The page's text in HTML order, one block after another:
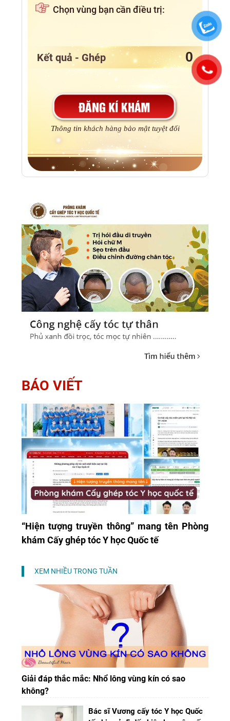
Chọn vùng bạn cần điều trị:
Kết quả - Ghép
Thông tin khách hàng bảo mật tuyệt đối
BÁO VIẾT
“Hiện tượng truyền thông” mang tên Phòng
khám Cấy ghép tóc Y học Quốc tế
XEM NHIỀU TRONG TUẦN
Giải đáp thắc mắc: Nhổ lông vùng kín có sao
không?
Bác sĩ Vương cấy tóc Y học Quốc